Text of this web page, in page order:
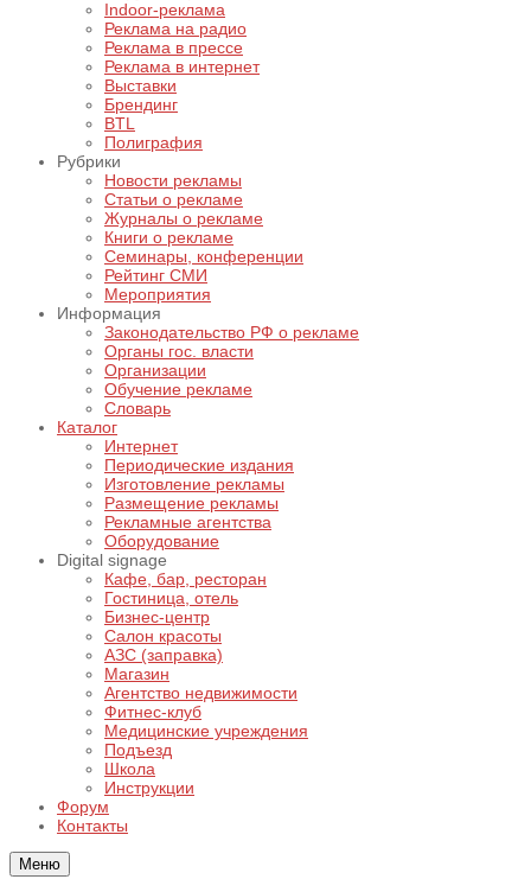
Indoor-реклама
Реклама на радио
Реклама в прессе
Реклама в интернет
Выставки
Брендинг
BTL
Полиграфия
Рубрики
Новости рекламы
Статьи о рекламе
Журналы о рекламе
Книги о рекламе
Семинары, конференции
Рейтинг СМИ
Мероприятия
Информация
Законодательство РФ о рекламе
Органы гос. власти
Организации
Обучение рекламе
Словарь
Каталог
Интернет
Периодические издания
Изготовление рекламы
Размещение рекламы
Рекламные агентства
Оборудование
Digital signage
Кафе, бар, ресторан
Гостиница, отель
Бизнес-центр
Салон красоты
АЗС (заправка)
Магазин
Агентство недвижимости
Фитнес-клуб
Медицинские учреждения
Подъезд
Школа
Инструкции
Форум
Контакты
Меню